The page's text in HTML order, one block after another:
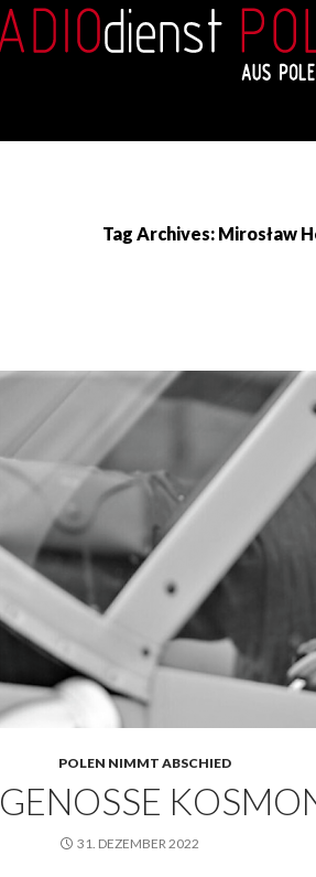
Tag Archives: Mirosław
POLEN NIMMT ABSCHIED
GENOSSE
31. DEZEMBER 2022